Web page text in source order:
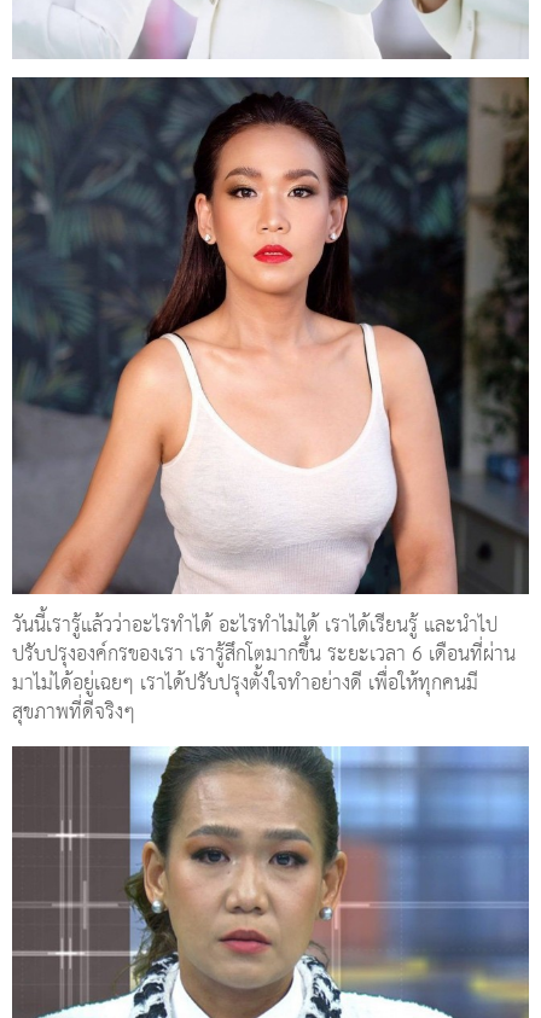
วันนี้เรารู้แล้วว่าอะไรทำได้ อะไรทำไม่ได้ เราได้เรียนรู้ และนำไป
ปรับปรุงองค์กรของเรา เรารู้สึกโตมากขึ้น ระยะเวลา 6 เดือนที่ผ่าน
มาไม่ได้อยู่เฉยๆ เราได้ปรับปรุงตั้งใจทำอย่างดี เพื่อให้ทุกคนมี
สุขภาพที่ดีจริงๆ